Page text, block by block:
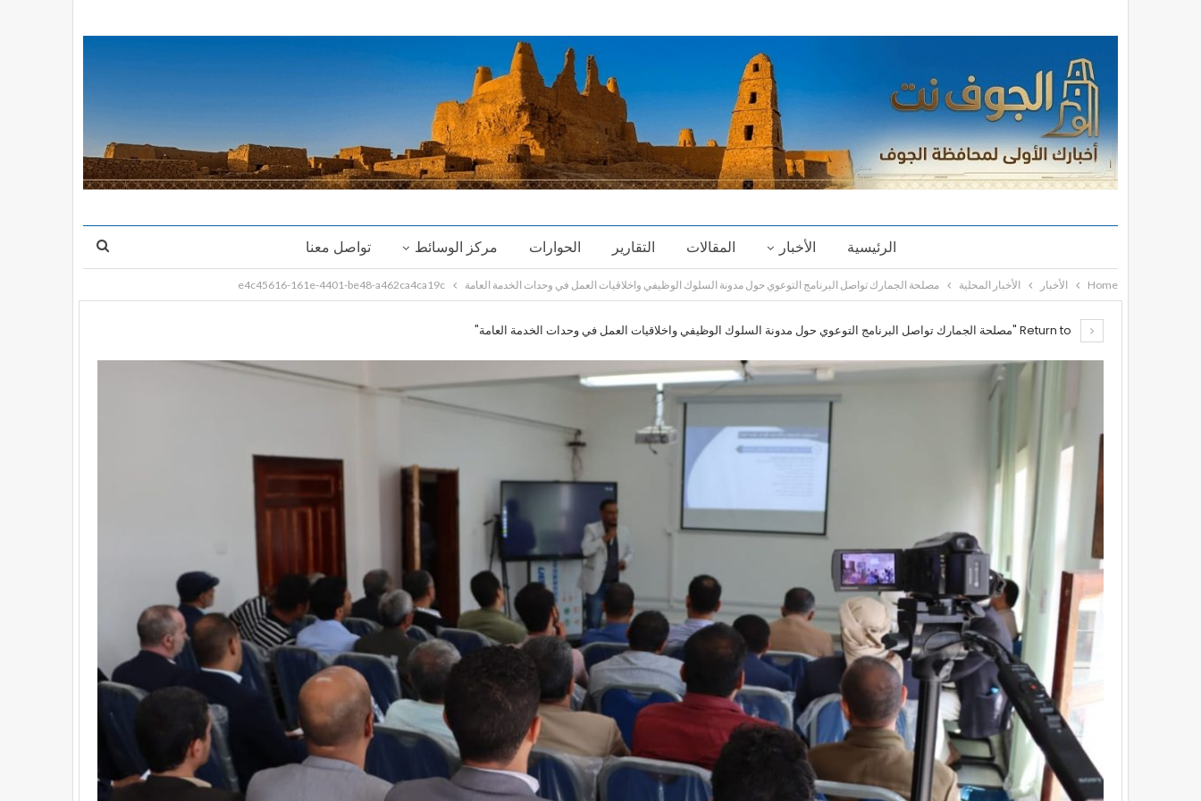
الرئيسية الأخبار المقالات التقارير الحوارات مركز الوسائط تواصل معنا
Home الأخبار الأخبار المحلية مصلحة الجمارك تواصل البرنامج التوعوي حول مدونة السلوك الوظيفي واخلاقيات العمل في وحدات الخدمة العامة e4c45616-161e-4401-be48-a462ca4ca19c